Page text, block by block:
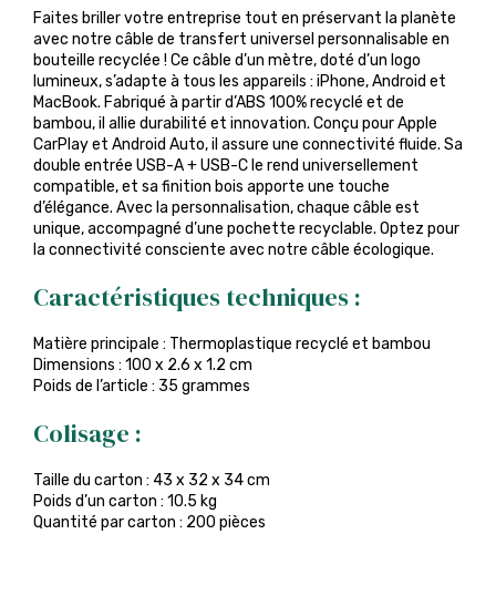
Faites briller votre entreprise tout en préservant la planète
avec notre câble de transfert universel personnalisable en
bouteille recyclée ! Ce câble d’un mètre, doté d’un logo
lumineux, s’adapte à tous les appareils : iPhone, Android et
MacBook. Fabriqué à partir d’ABS 100% recyclé et de
bambou, il allie durabilité et innovation. Conçu pour Apple
CarPlay et Android Auto, il assure une connectivité fluide. Sa
double entrée USB-A + USB-C le rend universellement
compatible, et sa finition bois apporte une touche
d’élégance. Avec la personnalisation, chaque câble est
unique, accompagné d’une pochette recyclable. Optez pour
la connectivité consciente avec notre câble écologique.
Caractéristiques techniques :
Matière principale : Thermoplastique recyclé et bambou
Dimensions : 100 x 2.6 x 1.2 cm
Poids de l’article : 35 grammes
Colisage :
Taille du carton : 43 x 32 x 34 cm
Poids d’un carton : 10.5 kg
Quantité par carton : 200 pièces